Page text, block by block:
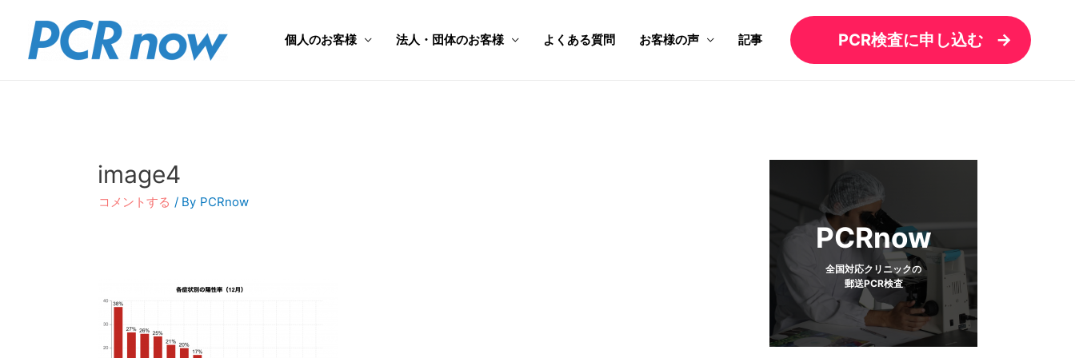
個人のお客様 法人・団体のお客様 よくある質問 お客様の声 記事 PCR検査に申し込む
image4
コメントする / By PCRnow
PCRnow
全国対応クリニックの
郵送PCR検査